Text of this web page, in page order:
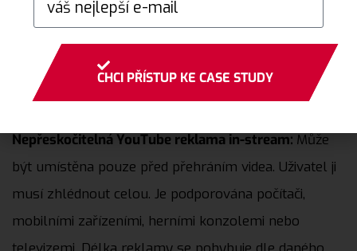
reklama se zobrazuje v rámci videopřehrávače a
uživatel má možnost po uplynutí 5 vteřin video
přeskočit. Je podporována počítači, mobilními
zařízeními, herními konzolemi nebo televizemi.
Nepřeskočitelná YouTube reklama in-stream: Může
být umístěna pouze před přehráním videa. Uživatel ji
musí zhlédnout celou. Je podporována počítači,
mobilními zařízeními, herními konzolemi nebo
CHCI PŘÍSTUP KE CASE STUDY